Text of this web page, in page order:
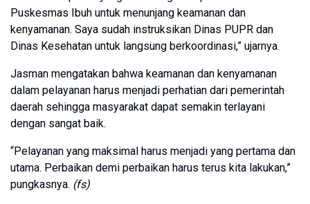
Puskesmas Ibuh untuk menunjang keamanan dan
kenyamanan. Saya sudah instruksikan Dinas PUPR dan
Dinas Kesehatan untuk langsung berkoordinasi,” ujarnya.
Jasman mengatakan bahwa keamanan dan kenyamanan
dalam pelayanan harus menjadi perhatian dari pemerintah
daerah sehingga masyarakat dapat semakin terlayani
dengan sangat baik.
“Pelayanan yang maksimal harus menjadi yang pertama dan
utama. Perbaikan demi perbaikan harus terus kita lakukan,”
pungkasnya. (fs)